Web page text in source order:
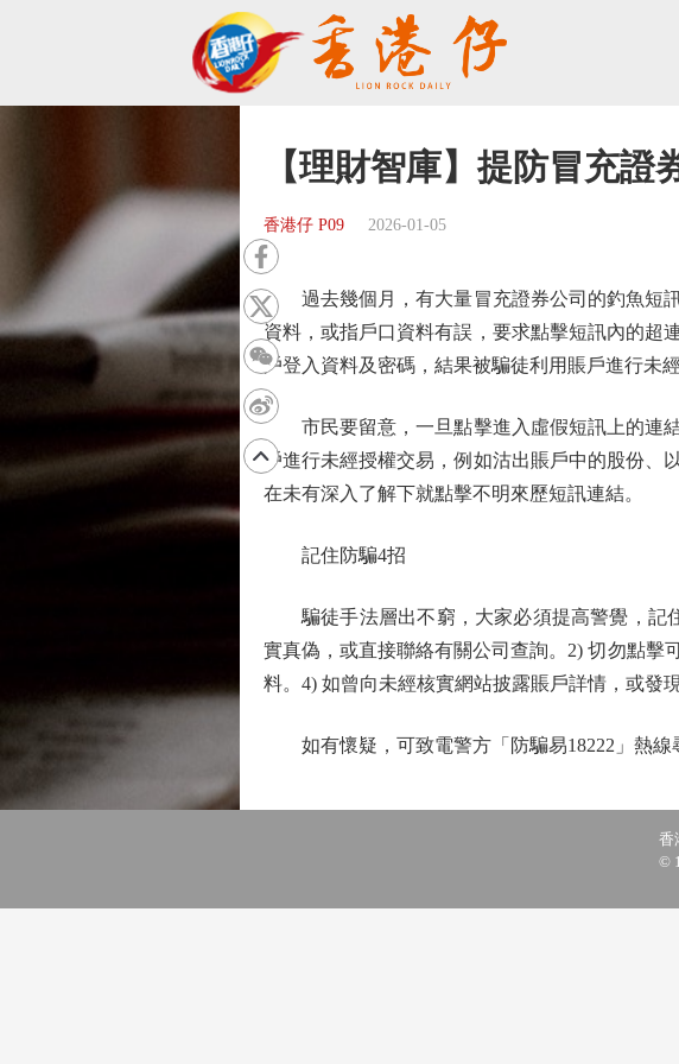
【理財智庫】提防冒充證
香港仔 P09 2026-01-05
過去幾個月，有大量冒充證券公司的釣魚短訊
資料，或指戶口資料有誤，要求點擊短訊內的超
戶登入資料及密碼，結果被騙徒利用賬戶進行未
市民要留意，一旦點擊進入虛假短訊上的連結
戶進行未經授權交易，例如沽出賬戶中的股份、
在未有深入了解下就點擊不明來歷短訊連結。
記住防騙4招
騙徒手法層出不窮，大家必須提高警覺，記
實真偽，或直接聯絡有關公司查詢。2) 切勿點擊
料。4) 如曾向未經核實網站披露賬戶詳情，或發
如有懷疑，可致電警方「防騙易18222」熱線
香
©